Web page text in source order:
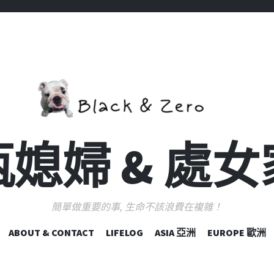
婦 & 處
簡單做重要的事, 生命不該浪費在複雜！
跳
ABOUT & CONTACT LIFELOG ASIA 亞洲 EUROPE 歐洲